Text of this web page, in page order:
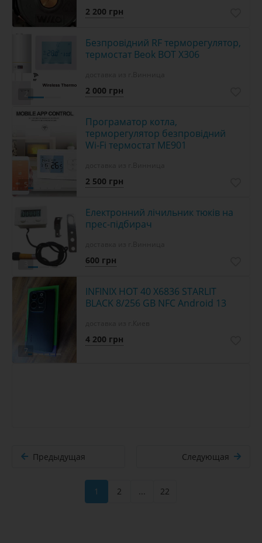
2 200 грн
2
Безпровідний RF терморегулятор,
термостат Beok BOT X306
2 000 грн
5
Програматор котла,
терморегулятор безпровідний
Wi-Fi термостат ME901
2 500 грн
Електронний лічильник тюків на
прес-підбирач
600 грн
7
INFINIX HOT 40 X6836 STARLIT
BLACK 8/256 GB NFC Android 13
4 200 грн
Предыдущая Следующая
1 2 ... 22